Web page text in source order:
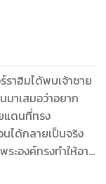
ราฮิมได้พบเจ้าชาย
าเสมอว่าอยาก
แดนที่ทรง
ได้กลายเป็นจริง
ะองค์ทรงทำให้อา
าเป็นสาวเต็มตัว